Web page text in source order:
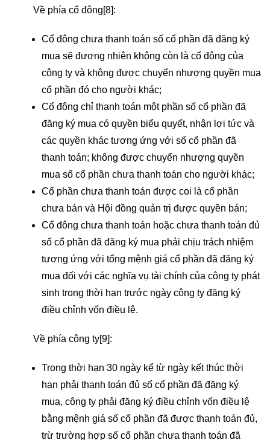
Về phía cổ đông[8]:
Cổ đông chưa thanh toán số cổ phần đã đăng ký
mua sẽ đương nhiên không còn là cổ đông của
công ty và không được chuyển nhượng quyền mua
cổ phần đó cho người khác;
Cổ đông chỉ thanh toán một phần số cổ phần đã
đăng ký mua có quyền biểu quyết, nhận lợi tức và
các quyền khác tương ứng với số cổ phần đã
thanh toán; không được chuyển nhượng quyền
mua số cổ phần chưa thanh toán cho người khác;
Cổ phần chưa thanh toán được coi là cổ phần
chưa bán và Hội đồng quản trị được quyền bán;
Cổ đông chưa thanh toán hoặc chưa thanh toán đủ
số cổ phần đã đăng ký mua phải chịu trách nhiệm
tương ứng với tổng mệnh giá cổ phần đã đăng ký
mua đối với các nghĩa vụ tài chính của công ty phát
sinh trong thời hạn trước ngày công ty đăng ký
điều chỉnh vốn điều lệ.
Về phía công ty[9]:
Trong thời hạn 30 ngày kể từ ngày kết thúc thời
hạn phải thanh toán đủ số cổ phần đã đăng ký
mua, công ty phải đăng ký điều chỉnh vốn điều lệ
bằng mệnh giá số cổ phần đã được thanh toán đủ,
trừ trường hợp số cổ phần chưa thanh toán đã